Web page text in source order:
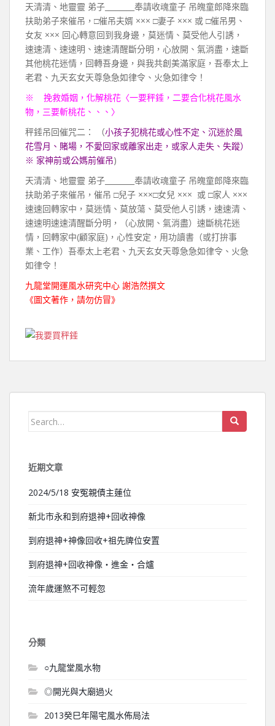
天清清、地靈靈 弟子________奉請收魂童子 吊魄童郎降來臨
扶助弟子來催吊，□催吊夫婿 ××× □妻子 ××× 或 □催吊男、
女友 ××× 回心轉意回到我身邊，莫迷情、莫受他人引誘，
速速清、速速明、速速清醒斷分明，心放開、氣消盡，速斷
其他桃花迷情，回轉吾身邊，與我共創美滿家庭，吾奉太上
老君、九天玄女天尊急急如律令、火急如律令！
※ 挽救婚姻，化解桃花〈一要秤錘，二要合化桃花風水
物，三要斬桃花、、、〉
秤錘吊回催咒二： （小孩子犯桃花或心性不定、沉迷於風
花雪月、賭場，不愛回家或離家出走，或家人走失、失蹤）
※ 家神前或公媽前催吊)
天清清、地靈靈 弟子________奉請收魂童子 吊魄童郎降來臨
扶助弟子來催吊，催吊 □兒子 ×××□女兒 ××× 或 □家人 ×××
速速回轉家中，莫迷情、莫放蕩、莫受他人引誘，速速清、
速速明速速清醒斷分明，（心放開、氣消盡）速斷桃花迷
情，回轉家中(顧家庭)，心性安定，用功讀書（或打拚事
業、工作）吾奉太上老君、九天玄女天尊急急如律令、火急
如律令！
九龍堂開運風水研究中心 謝浩然撰文
《圖文著作，請勿仿冒》
Search for:
近期文章
2024/5/18 安冤親債主蓮位
新北市永和到府退神+回收神像
到府退神+神像回收+祖先牌位安置
到府退神+回收神像‧進金‧合爐
流年歲運煞不可輕忽
分類
○九龍堂風水物
◎開光與大廟過火
2013癸巳年陽宅風水佈局法